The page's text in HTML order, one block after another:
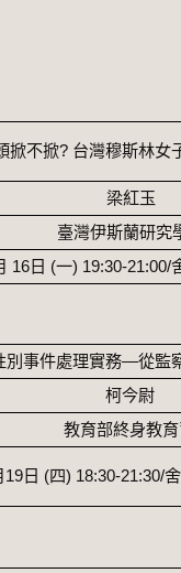
掀不掀? 台灣穆斯林女
梁紅玉
臺灣伊斯蘭研究
16日 (一) 19:30-21:00/
別事件處理實務—從監
柯今尉
教育部終身教
19日 (四) 18:30-21:30/